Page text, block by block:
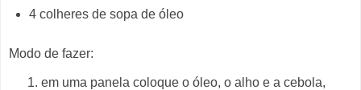
4 colheres de sopa de óleo
Modo de fazer:
em uma panela coloque o óleo, o alho e a cebola,